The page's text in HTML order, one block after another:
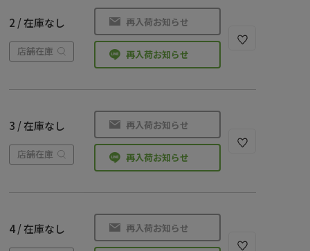
2 / 在庫なし
店舗在庫
再入荷お知らせ
再入荷お知らせ
3 / 在庫なし
店舗在庫
再入荷お知らせ
再入荷お知らせ
4 / 在庫なし 再入荷お知らせ